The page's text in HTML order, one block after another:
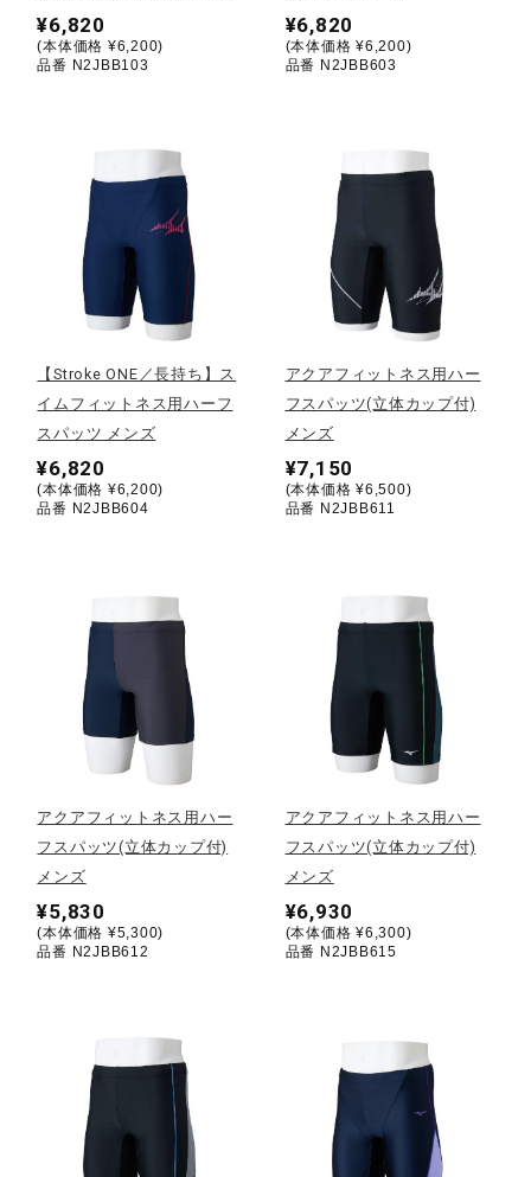
卓球
ウィンタースポーツ
ワーキング
ウォーキングシューズ
寝具／ミズノスリープ
アウトドア／レイン
サポーター
ジュニア／キッズ
メディカル
¥6,820
(本体価格 ¥6,200)
品番 N2JBB103
¥6,820
(本体価格 ¥6,200)
品番 N2JBB603
【Stroke ONE／長持ち】ス
イムフィットネス用ハーフ
スパッツ メンズ
¥6,820
(本体価格 ¥6,200)
品番 N2JBB604
アクアフィットネス用ハー
フスパッツ(立体カップ付)
メンズ
¥7,150
(本体価格 ¥6,500)
品番 N2JBB611
アクアフィットネス用ハー
フスパッツ(立体カップ付)
メンズ
¥5,830
(本体価格 ¥5,300)
品番 N2JBB612
アクアフィットネス用ハー
フスパッツ(立体カップ付)
メンズ
¥6,930
(本体価格 ¥6,300)
品番 N2JBB615